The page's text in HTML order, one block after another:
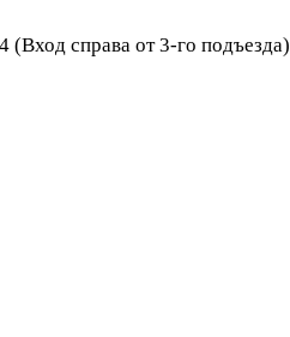
справа от 3-го подъезда)